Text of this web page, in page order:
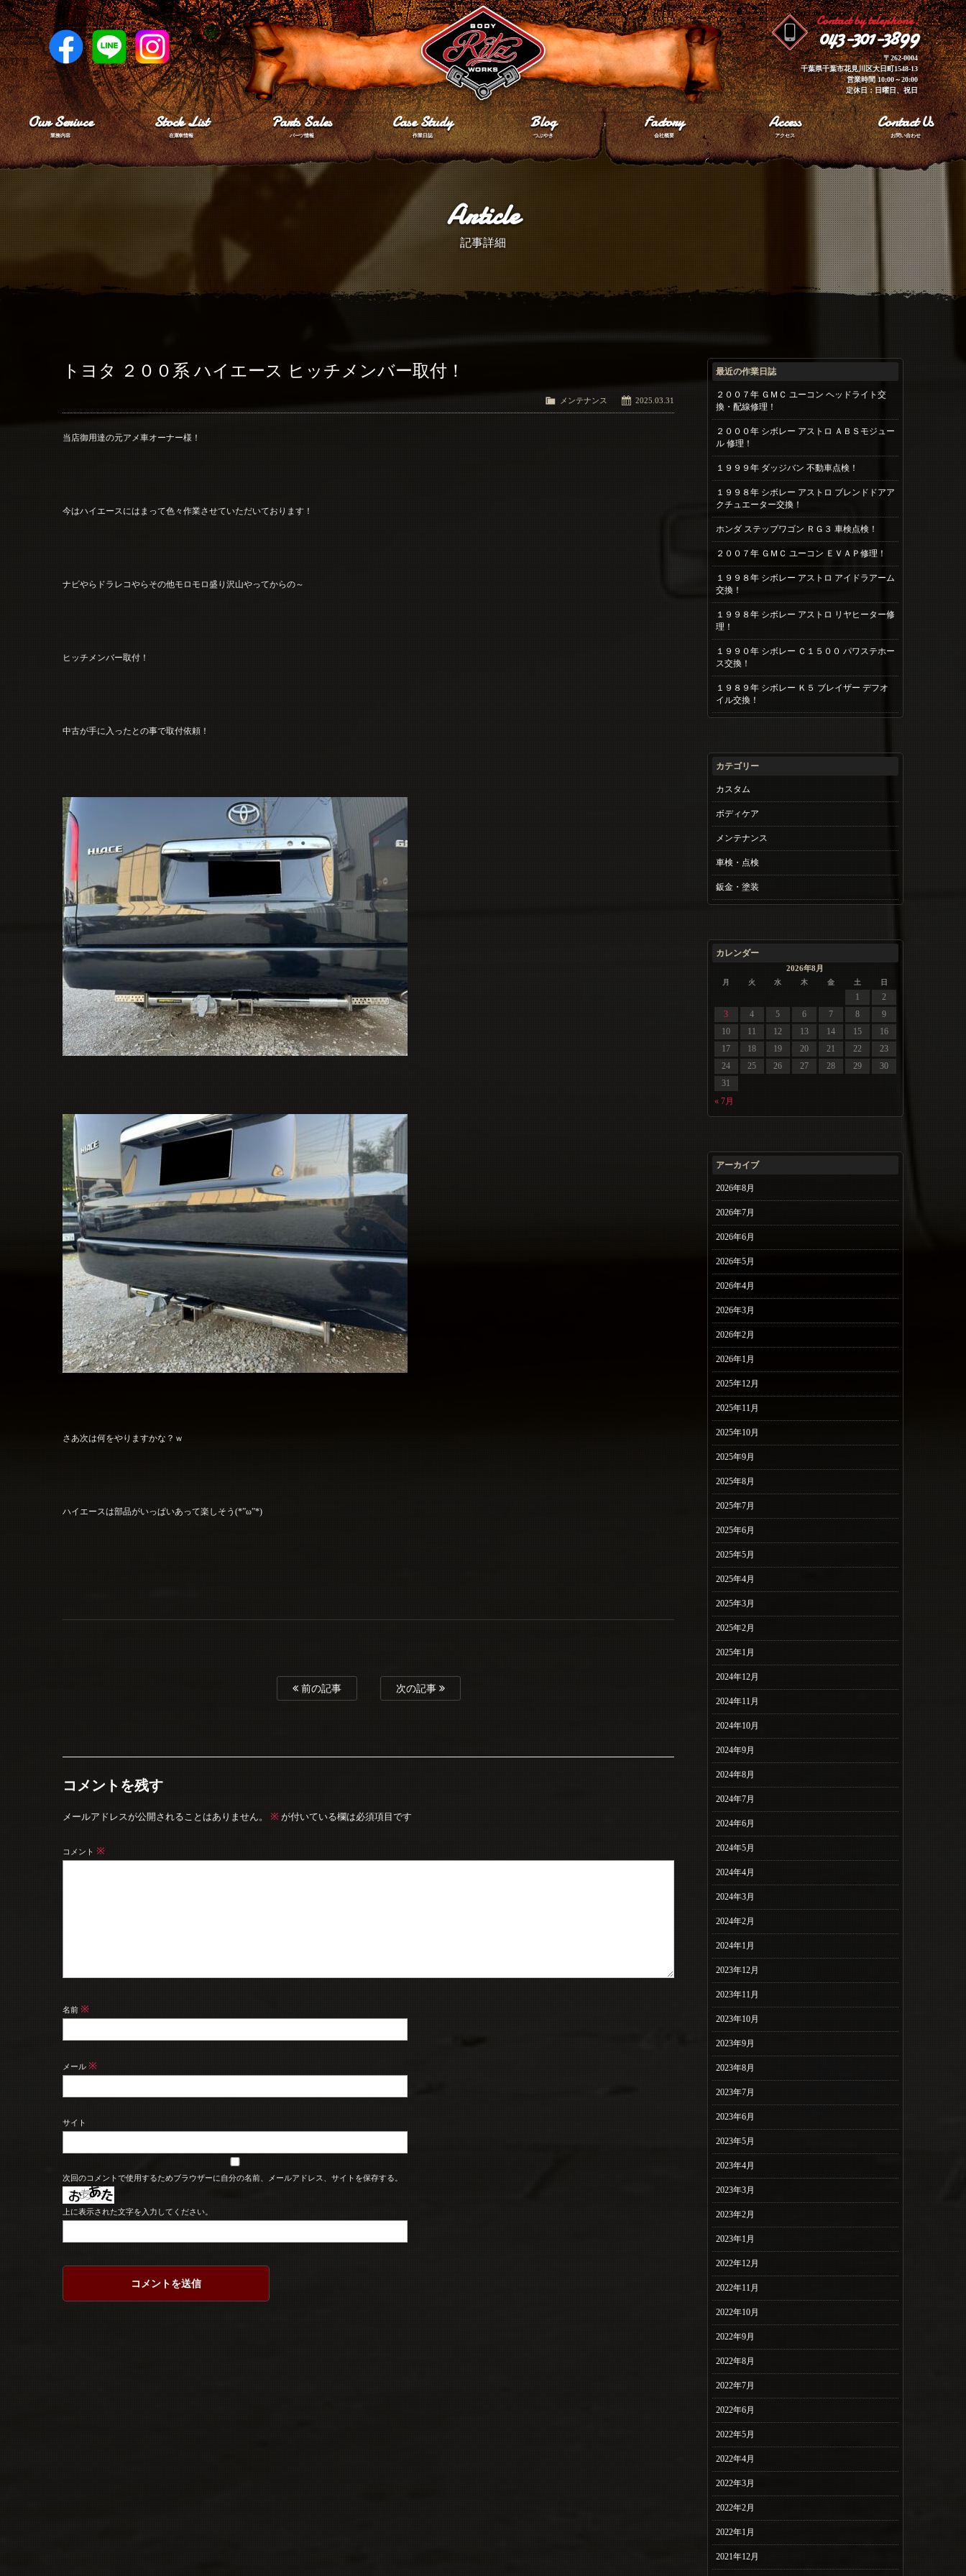
Contact by telephone.
043-301-3899
〒262-0004
千葉県千葉市花見川区大日町1548-13
営業時間 10:00～20:00
定休日：日曜日、祝日
Our Serivce
業務内容
Stock List
在庫車情報
Parts Sales
パーツ情報
Case Study
作業日誌
Blog
つぶやき
Factory
会社概要
Access
アクセス
Contact Us
お問い合わせ
Article
記事詳細
トヨタ ２００系 ハイエース ヒッチメンバー取付！
2025.03.31
メンテナンス
当店御用達の元アメ車オーナー様！
今はハイエースにはまって色々作業させていただいております！
ナビやらドラレコやらその他モロモロ盛り沢山やってからの～
ヒッチメンバー取付！
中古が手に入ったとの事で取付依頼！
さあ次は何をやりますかな？ｗ
ハイエースは部品がいっぱいあって楽しそう(*”ω”*)
前の記事 次の記事
コメントを残す
メールアドレスが公開されることはありません。 ※が付いている欄は必須項目です
コメント※
名前※
メール※
サイト
次回のコメントで使用するためブラウザーに自分の名前、メールアドレス、サイトを保存する。
上に表示された文字を入力してください。
最近の作業日誌
２００７年 ＧＭＣ ユーコン ヘッドライト交
換・配線修理！
２０００年 シボレー アストロ ＡＢＳモジュー
ル 修理！
１９９９年 ダッジバン 不動車点検！
１９９８年 シボレー アストロ ブレンドドアア
クチュエーター交換！
ホンダ ステップワゴン ＲＧ３ 車検点検！
２００７年 ＧＭＣ ユーコン ＥＶＡＰ修理！
１９９８年 シボレー アストロ アイドラアーム
交換！
１９９８年 シボレー アストロ リヤヒーター修
理！
１９９０年 シボレー Ｃ１５００ パワステホー
ス交換！
１９８９年 シボレー Ｋ５ ブレイザー デフオ
イル交換！
カテゴリー
カスタム
ボディケア
メンテナンス
車検・点検
鈑金・塗装
カレンダー
2026年8月
月 火 水 木 金 土 日
« 7月
1
2
3
4 5 6 7 8
9
10
11 12 13 14 15
16
17
18 19 20 21 22
23
24
25 26 27 28 29
30
31
アーカイブ
2026年8月
2026年7月
2026年6月
2026年5月
2026年4月
2026年3月
2026年2月
2026年1月
2025年12月
2025年11月
2025年10月
2025年9月
2025年8月
2025年7月
2025年6月
2025年5月
2025年4月
2025年3月
2025年2月
2025年1月
2024年12月
2024年11月
2024年10月
2024年9月
2024年8月
2024年7月
2024年6月
2024年5月
2024年4月
2024年3月
2024年2月
2024年1月
2023年12月
2023年11月
2023年10月
2023年9月
2023年8月
2023年7月
2023年6月
2023年5月
2023年4月
2023年3月
2023年2月
2023年1月
2022年12月
2022年11月
2022年10月
2022年9月
2022年8月
2022年7月
2022年6月
2022年5月
2022年4月
2022年3月
2022年2月
2022年1月
2021年12月